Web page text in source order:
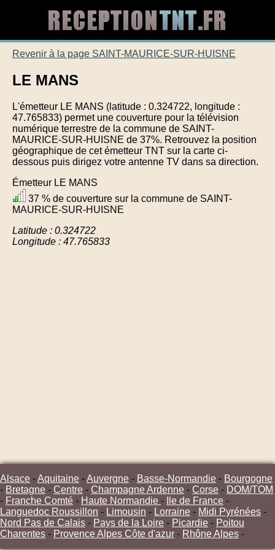
Revenir à la page SAINT-MAURICE-SUR-HUISNE
LE MANS
L'émetteur LE MANS (latitude : 0.324722, longitude :
47.765833) permet une couverture pour la télévision
numérique terrestre de la commune de SAINT-
MAURICE-SUR-HUISNE de 37%. Retrouvez la position
géographique de cet émetteur TNT sur la carte ci-
dessous puis dirigez votre antenne TV dans sa direction.
Émetteur LE MANS
37 % de couverture sur la commune de SAINT-
MAURICE-SUR-HUISNE
Latitude : 0.324722
Longitude : 47.765833
Alsace -Aquitaine -Auvergne - Basse-Normandie - Bourgogne
- Bretagne - Centre - Champagne Ardenne - Corse - DOM/TOM
- Franche Comté - Haute Normandie - Ile de France -
Languedoc Roussillon - Limousin - Lorraine - Midi Pyrénées -
Nord Pas de Calais - Pays de la Loire - Picardie - Poitou
Charentes - Provence Alpes Côte d'azur - Rhône Alpes -